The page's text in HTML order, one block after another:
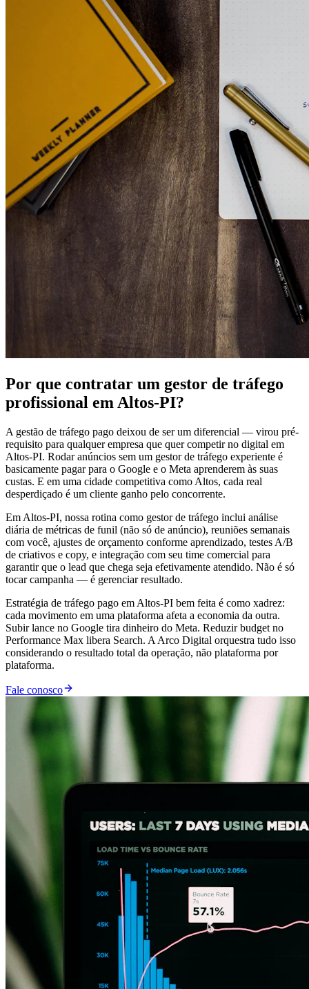
Por que contratar um gestor de tráfego
profissional em Altos-PI?
A gestão de tráfego pago deixou de ser um diferencial — virou pré-
requisito para qualquer empresa que quer competir no digital em
Altos-PI. Rodar anúncios sem um gestor de tráfego experiente é
basicamente pagar para o Google e o Meta aprenderem às suas
custas. E em uma cidade competitiva como Altos, cada real
desperdiçado é um cliente ganho pelo concorrente.
Em Altos-PI, nossa rotina como gestor de tráfego inclui análise
diária de métricas de funil (não só de anúncio), reuniões semanais
com você, ajustes de orçamento conforme aprendizado, testes A/B
de criativos e copy, e integração com seu time comercial para
garantir que o lead que chega seja efetivamente atendido. Não é só
tocar campanha — é gerenciar resultado.
Estratégia de tráfego pago em Altos-PI bem feita é como xadrez:
cada movimento em uma plataforma afeta a economia da outra.
Subir lance no Google tira dinheiro do Meta. Reduzir budget no
Performance Max libera Search. A Arco Digital orquestra tudo isso
considerando o resultado total da operação, não plataforma por
plataforma.
Fale conosco